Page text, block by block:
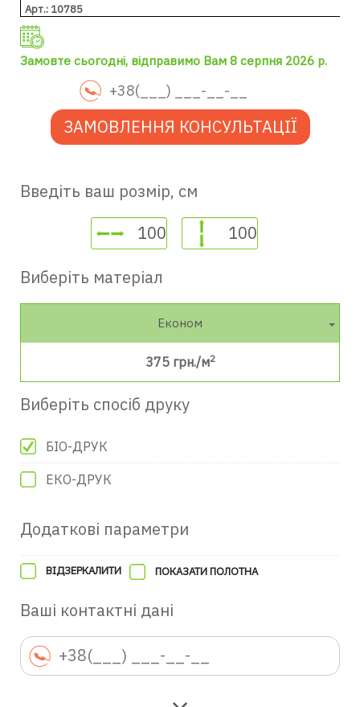
Арт.: 10785
Замовте сьогодні, відправимо Вам 8 серпня 2026 р.
ЗАМОВЛЕННЯ КОНСУЛЬТАЦІЇ
Введіть ваш розмір, см
Виберіть матеріал
Економ
375 грн./м2
Виберіть спосіб друку
БІО-ДРУК
ЕКО-ДРУК
Додаткові параметри
ВІДЗЕРКАЛИТИ ПОКАЗАТИ ПОЛОТНА
Ваші контактні дані